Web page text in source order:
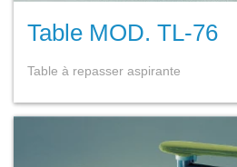
Table MOD. TL-76
Table à repasser aspirante